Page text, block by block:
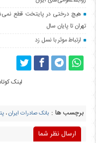
تهران تا پایان سال
ارتباط موثر با نسل زد
لینک
برچسب ها : بانک صادرات ایران،
ارسال نظر شما